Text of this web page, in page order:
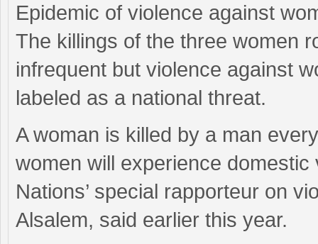
Epidemic of violence against
The killings of the three women
infrequent but violence against
labeled as a national threat.
A woman is killed by a man
women will experience
Nations’ special rapporteur on
Alsalem, said earlier this year.